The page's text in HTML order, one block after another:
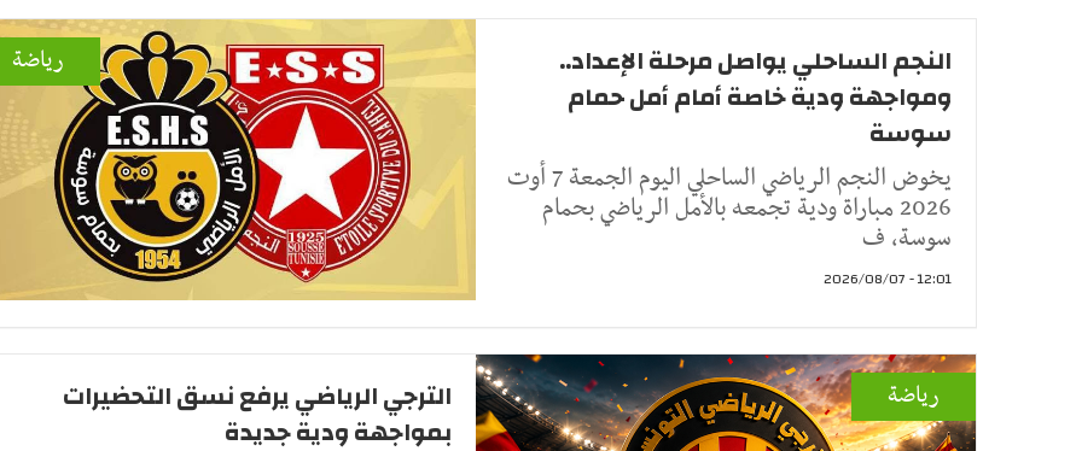
رياضة
النجم الساحلي يواصل مرحلة الإعداد..
ومواجهة ودية خاصة أمام أمل حمام
سوسة
يخوض النجم الرياضي الساحلي اليوم الجمعة 7 أوت
2026 مباراة ودية تجمعه بالأمل الرياضي بحمام
سوسة، ف
12:01 - 2026/08/07
رياضة
الترجي الرياضي يرفع نسق التحضيرات
بمواجهة ودية جديدة